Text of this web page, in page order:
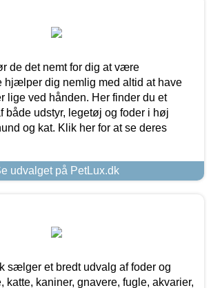
de det nemt for dig at være
hjælper dig nemlig med altid at have
lige ved hånden. Her finder du et
både udstyr, legetøj og foder i høj
og kat. Klik her for at se deres
udvalget på PetLux.dk
sælger et bredt udvalg af foder og
katte, kaniner, gnavere, fugle, akvarier,